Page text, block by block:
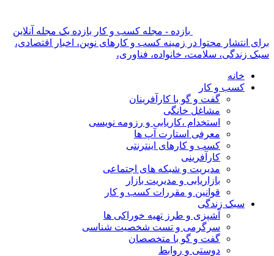
بازده - مجله کسب و کار بازده یک مجله آنلاین
برای انتشار محتوا در زمینه کسب و کارهای نوین، اخبار اقتصادی،
سبک زندگی، سلامت، خانواده، فناوری،
خانه
کسب و کار
گفت و گو با کارآفرینان
مشاغل خانگی
استخدام ،کاریابی و رزومه نویسی
معرفی استارت آپ ها
کسب و کارهای اینترنتی
کارآفرینی
مدیریت و شبکه های اجتماعی
بازاریابی و مدیریت بازار
قوانین و مقررات کسب و کار
سبک زندگی
آشپزی و طرز تهیه خوراکی ها
سرگرمی و تست شخصیت شناسی
گفت و گو با متخصصان
دوستی و روابط